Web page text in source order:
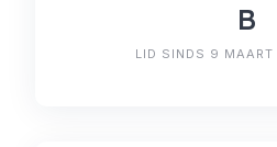
B
LID SINDS 9